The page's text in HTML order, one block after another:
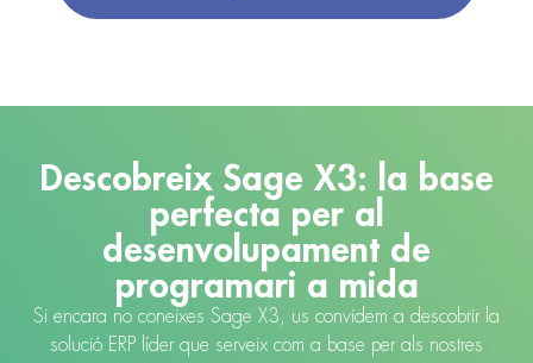
Descobreix Sage X3: la base
perfecta per al
desenvolupament de
programari a mida
Si encara no coneixes Sage X3, us convidem a descobrir la
solució ERP líder que serveix com a base per als nostres